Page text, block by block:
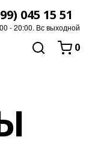
045 15 51
- 20:00. Вс выходной
0